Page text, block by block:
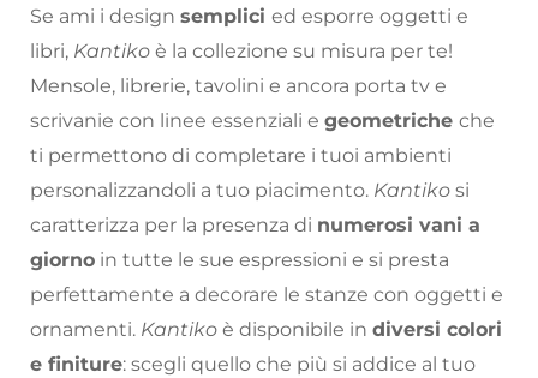
Se ami i design semplici ed esporre oggetti e
libri, Kantiko è la collezione su misura per te!
Mensole, librerie, tavolini e ancora porta tv e
scrivanie con linee essenziali e geometriche che
ti permettono di completare i tuoi ambienti
personalizzandoli a tuo piacimento. Kantiko si
caratterizza per la presenza di numerosi vani a
giorno in tutte le sue espressioni e si presta
perfettamente a decorare le stanze con oggetti e
ornamenti. Kantiko è disponibile in diversi colori
e finiture: scegli quello che più si addice al tuo